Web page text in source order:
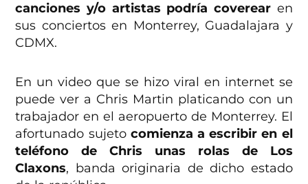
canciones y/o artistas podría coverearen
sus conciertos en Monterrey, Guadalajara y
CDMX.
En un video que se hizo viral en internet se
puede ver a Chris Martin platicando con un
trabajador en el aeropuerto de Monterrey. El
afortunado sujeto comienza a escribir en el
teléfono de Chris unas rolas de Los
Claxons, banda originaria de dicho estado